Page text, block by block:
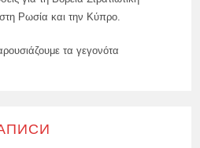
Ρωσία και την Κύπρο.
τα γεγονότα